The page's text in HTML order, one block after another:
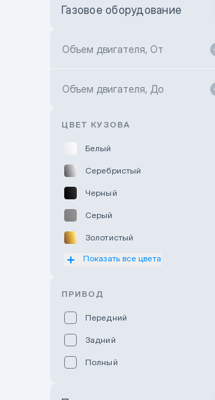
Toyota Kokshetau
Hyundai ShymCity
Газовое оборудование
Объем двигателя, От
Объем двигателя, До
ЦВЕТ КУЗОВА
Белый
Серебристый
Черный
Серый
Золотистый
Оранжевый
Показать все цвета
ПРИВОД
Передний
Задний
Полный